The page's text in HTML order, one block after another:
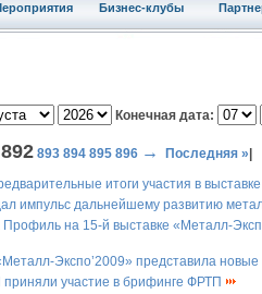
Бизнес-клубы
Конечная дата:
892 893 894 895 896 → Последняя »
итоги участия в
импульс дальнейшему развитию
на 15-й выставке «Металл-
Экспо’2009» представила
участие в брифинге ФРТП